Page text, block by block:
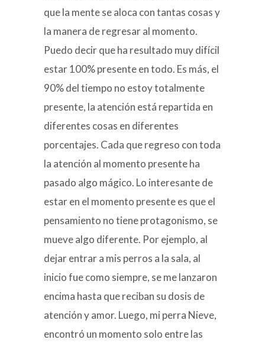
que la mente se aloca con tantas cosas y
la manera de regresar al momento.
Puedo decir que ha resultado muy difícil
estar 100% presente en todo. Es más, el
90% del tiempo no estoy totalmente
presente, la atención está repartida en
diferentes cosas en diferentes
porcentajes. Cada que regreso con toda
la atención al momento presente ha
pasado algo mágico. Lo interesante de
estar en el momento presente es que el
pensamiento no tiene protagonismo, se
mueve algo diferente. Por ejemplo, al
dejar entrar a mis perros a la sala, al
inicio fue como siempre, se me lanzaron
encima hasta que reciban su dosis de
atención y amor. Luego, mi perra Nieve,
encontró un momento solo entre las